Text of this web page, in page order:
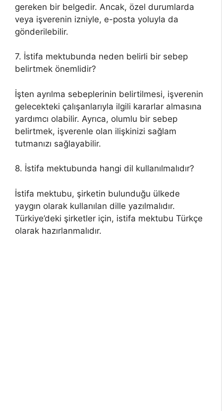
gereken bir belgedir. Ancak, özel durumlarda
veya işverenin izniyle, e-posta yoluyla da
gönderilebilir.
7. İstifa mektubunda neden belirli bir sebep
belirtmek önemlidir?
İşten ayrılma sebeplerinin belirtilmesi, işverenin
gelecekteki çalışanlarıyla ilgili kararlar almasına
yardımcı olabilir. Ayrıca, olumlu bir sebep
belirtmek, işverenle olan ilişkinizi sağlam
tutmanızı sağlayabilir.
8. İstifa mektubunda hangi dil kullanılmalıdır?
İstifa mektubu, şirketin bulunduğu ülkede
yaygın olarak kullanılan dille yazılmalıdır.
Türkiye’deki şirketler için, istifa mektubu Türkçe
olarak hazırlanmalıdır.